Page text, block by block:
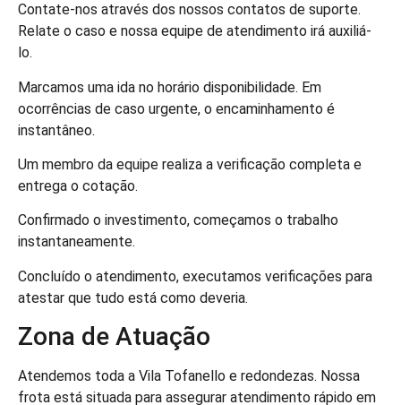
Contate-nos através dos nossos contatos de suporte.
Relate o caso e nossa equipe de atendimento irá auxiliá-
lo.
Marcamos uma ida no horário disponibilidade. Em
ocorrências de caso urgente, o encaminhamento é
instantâneo.
Um membro da equipe realiza a verificação completa e
entrega o cotação.
Confirmado o investimento, começamos o trabalho
instantaneamente.
Concluído o atendimento, executamos verificações para
atestar que tudo está como deveria.
Zona de Atuação
Atendemos toda a Vila Tofanello e redondezas. Nossa
frota está situada para assegurar atendimento rápido em